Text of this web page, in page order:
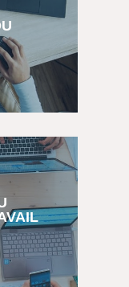
les bases